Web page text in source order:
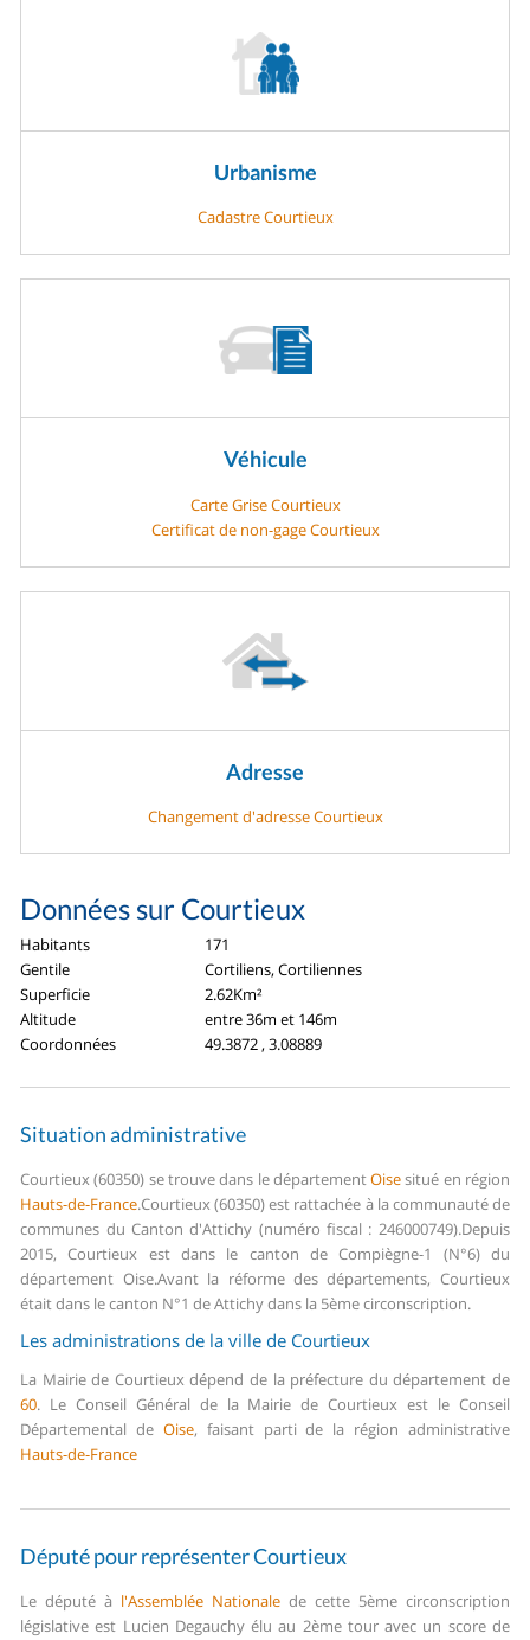
Urbanisme
Cadastre Courtieux
Véhicule
Carte Grise Courtieux
Certificat de non-gage Courtieux
Adresse
Changement d'adresse Courtieux
Données sur Courtieux
Habitants
171
Gentile
Cortiliens, Cortiliennes
Superficie
2.62Km²
Altitude
entre 36m et 146m
Coordonnées
49.3872 , 3.08889
Situation administrative
Courtieux (60350) se trouve dans le départementOisesitué en région
Hauts-de-France.Courtieux (60350) est rattachée à la communauté de
communes du Canton d'Attichy (numéro fiscal : 246000749).Depuis
2015, Courtieux est dans le canton de Compiègne-1 (N°6) du
département Oise.Avant la réforme des départements, Courtieux
était dans le canton N°1 de Attichy dans la 5ème circonscription.
Les administrations de la ville de Courtieux
La Mairie de Courtieux dépend de la préfecture du département de
60. Le Conseil Général de la Mairie de Courtieux est le Conseil
Départemental de Oise, faisant parti de la région administrative
Hauts-de-France
Député pour représenter Courtieux
Le député à l'Assemblée Nationale de cette 5ème circonscription
législative est Lucien Degauchy élu au 2ème tour avec un score de